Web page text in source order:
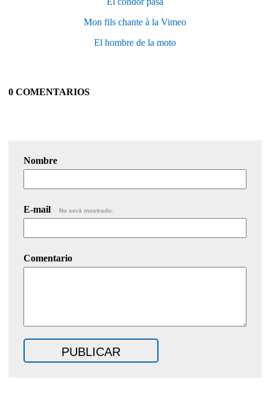
Mon fils chante à la Vimeo
El hombre de la moto
0 COMENTARIOS
Nombre
E-mail No será mostrado.
Comentario